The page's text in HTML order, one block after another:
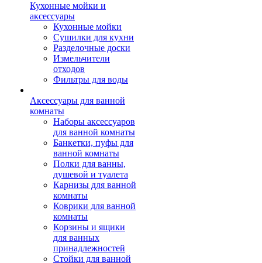
Кухонные мойки и
аксессуары
Кухонные мойки
Сушилки для кухни
Разделочные доски
Измельчители
отходов
Фильтры для воды
Аксессуары для ванной
комнаты
Наборы аксессуаров
для ванной комнаты
Банкетки, пуфы для
ванной комнаты
Полки для ванны,
душевой и туалета
Карнизы для ванной
комнаты
Коврики для ванной
комнаты
Корзины и ящики
для ванных
принадлежностей
Стойки для ванной